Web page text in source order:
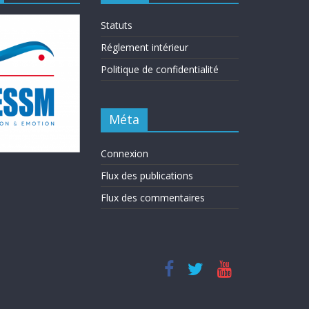
Statuts
Réglement intérieur
Politique de confidentialité
Méta
Connexion
Flux des publications
Flux des commentaires